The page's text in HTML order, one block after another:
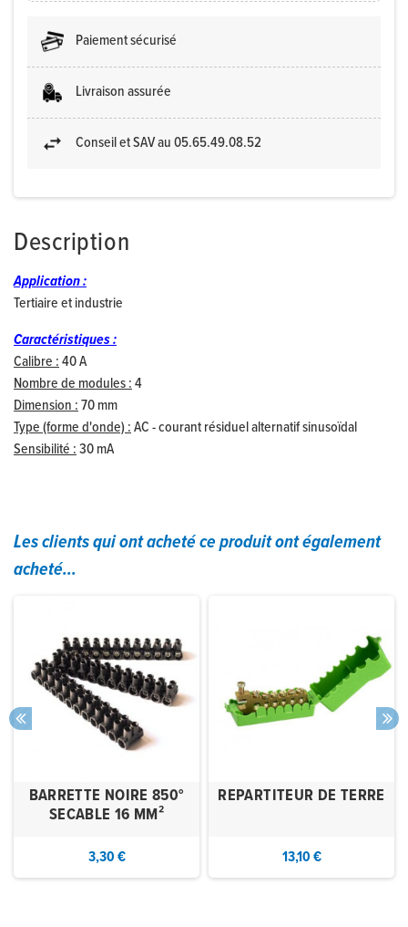
Paiement sécurisé
Livraison assurée
Conseil et SAV au 05.65.49.08.52
Description
Application :
Tertiaire et industrie
Caractéristiques :
Calibre :40 A
Nombre de modules :4
Dimension :70 mm
Type (forme d'onde) :AC - courant résiduel alternatif sinusoïdal
Sensibilité :30 mA
Les clients qui ont acheté ce produit ont également
acheté...
BARRETTE NOIRE 850°
SECABLE 16 MM²
3,30 €
REPARTITEUR DE TERRE
13,10 €